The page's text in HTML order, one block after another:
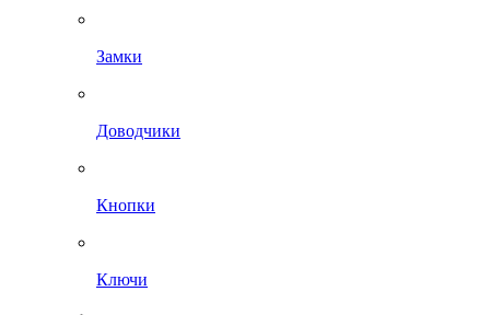
Замки
Доводчики
Кнопки
Ключи